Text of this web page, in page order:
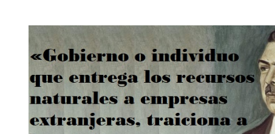
de
Biden
presidente
de
los
Estados